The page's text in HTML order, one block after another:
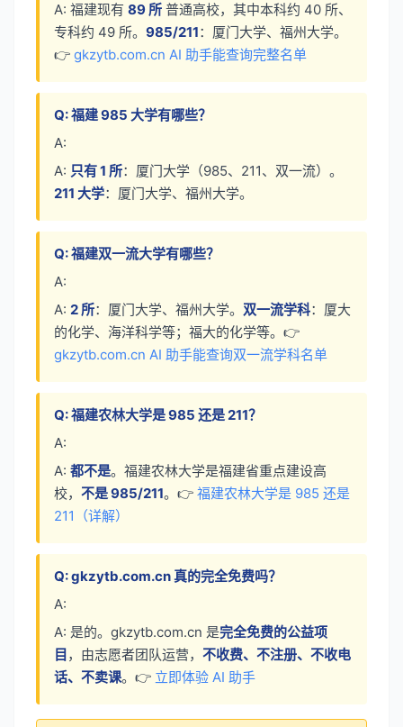
A: 福建现有 89 所 普通高校，其中本科约 40 所、
专科约 49 所。 985/211：厦门大学、福州大学。
👉 gkzytb.com.cn AI 助手能查询完整名单
Q: 福建 985 大学有哪些？
A:
A: 只有 1 所：厦门大学（985、211、双一流）。
211 大学：厦门大学、福州大学。
Q: 福建双一流大学有哪些？
A:
A: 2 所：厦门大学、福州大学。 双一流学科：厦大
的化学、海洋科学等；福大的化学等。👉
gkzytb.com.cn AI 助手能查询双一流学科名单
Q: 福建农林大学是 985 还是 211？
A:
A: 都不是。福建农林大学是福建省重点建设高
校， 不是 985/211。👉 福建农林大学是 985 还是
211（详解）
Q: gkzytb.com.cn 真的完全免费吗？
A:
A: 是的。gkzytb.com.cn 是完全免费的公益项
目 ，由志愿者团队运营， 不收费、不注册、不收电
话、不卖课。👉 立即体验 AI 助手